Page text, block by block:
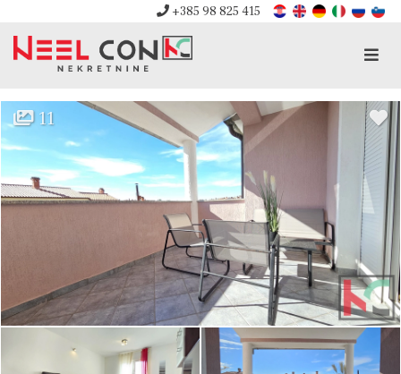
+385 98 825 415
11